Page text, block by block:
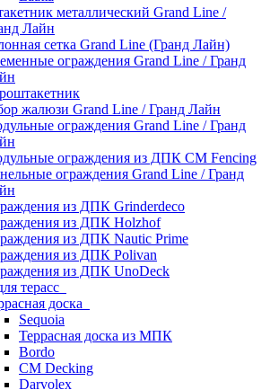
металлический Grand Line /
Лайн
сетка Grand Line (Гранд Лайн)
ограждения Grand Line / Гранд
жалюзи Grand Line / Гранд Лайн
ограждения Grand Line / Гранд
ограждения из ДПК CM Fencing
ограждения Grand Line / Гранд
из ДПК Grinderdeco
из ДПК Holzhof
из ДПК Nautic Prime
из ДПК Polivan
из ДПК UnoDeck
терасс
доска
Sequoia
Террасная доска из МПК
Bordo
CM Decking
Darvolex